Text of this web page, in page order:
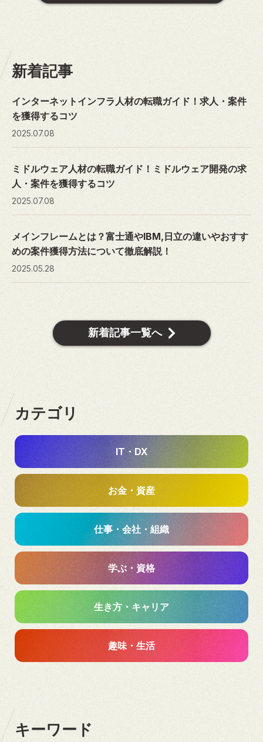
新着記事
インターネットインフラ人材の転職ガイド！求人・案件
を獲得するコツ
2025.07.08
ミドルウェア人材の転職ガイド！ミドルウェア開発の求
人・案件を獲得するコツ
2025.07.08
メインフレームとは？富士通やIBM,日立の違いやおすす
めの案件獲得方法について徹底解説！
2025.05.28
新着記事一覧へ
カテゴリ
IT・DX
お金・資産
仕事・会社・組織
学ぶ・資格
生き方・キャリア
趣味・生活
キーワード